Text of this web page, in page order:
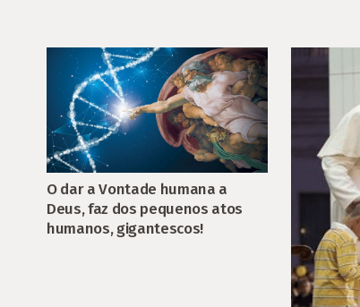
O dar a Vontade humana a
Deus, faz dos pequenos atos
humanos, gigantescos!